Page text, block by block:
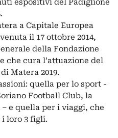
espositivi del Padiglione
a Capitale Europea
il 17 ottobre 2014,
della Fondazione
che cura l’attuazione del
Matera 2019.
quella per lo sport -
Football Club, la
e quella per i viaggi, che
i loro 3 figli.